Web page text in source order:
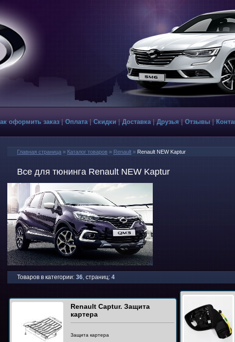
оформить заказ Оплата| Скидки Доставка| Друзья Отзывы
Главная страница » Каталог товаров » Renault » Renault NEW Kaptur
Все для тюнинга Renault NEW Kaptur
Товаров в категории: 36, страниц: 4
Renault Captur. Защита
картера
Защита картера